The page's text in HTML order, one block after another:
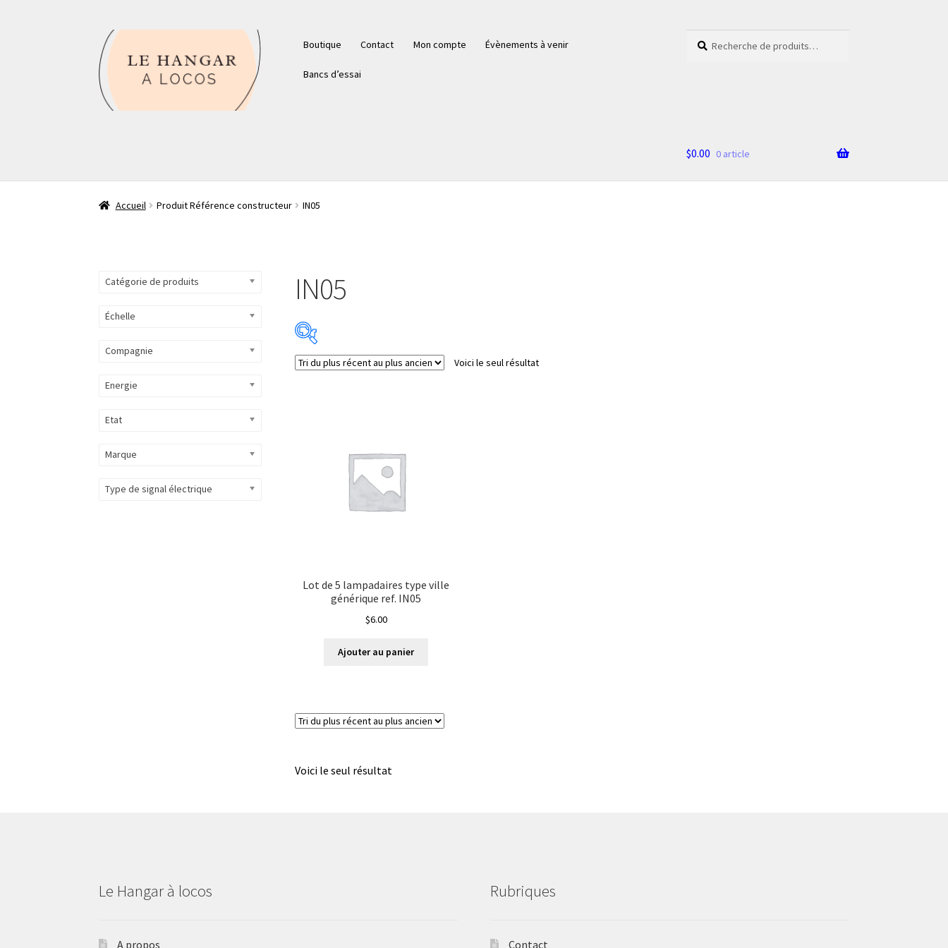
Aller
à
la
navigation
Aller
au
contenu
Boutique Contact Mon compte Évènements à venir
Bancs d’essai
pour :
$0.00 0 article
Accueil Produit Référence constructeur IN05
IN05
Catégorie de produits
Voici le seul résultat
Lot de 5 lampadaires type ville
générique ref. IN05
$6.00
Ajouter au panier
Voici le seul résultat
Catégorie de produits
Échelle
Compagnie
Energie
Etat
Marque
Type de signal électrique
Le Hangar à locos
A propos
Rubriques
Contact